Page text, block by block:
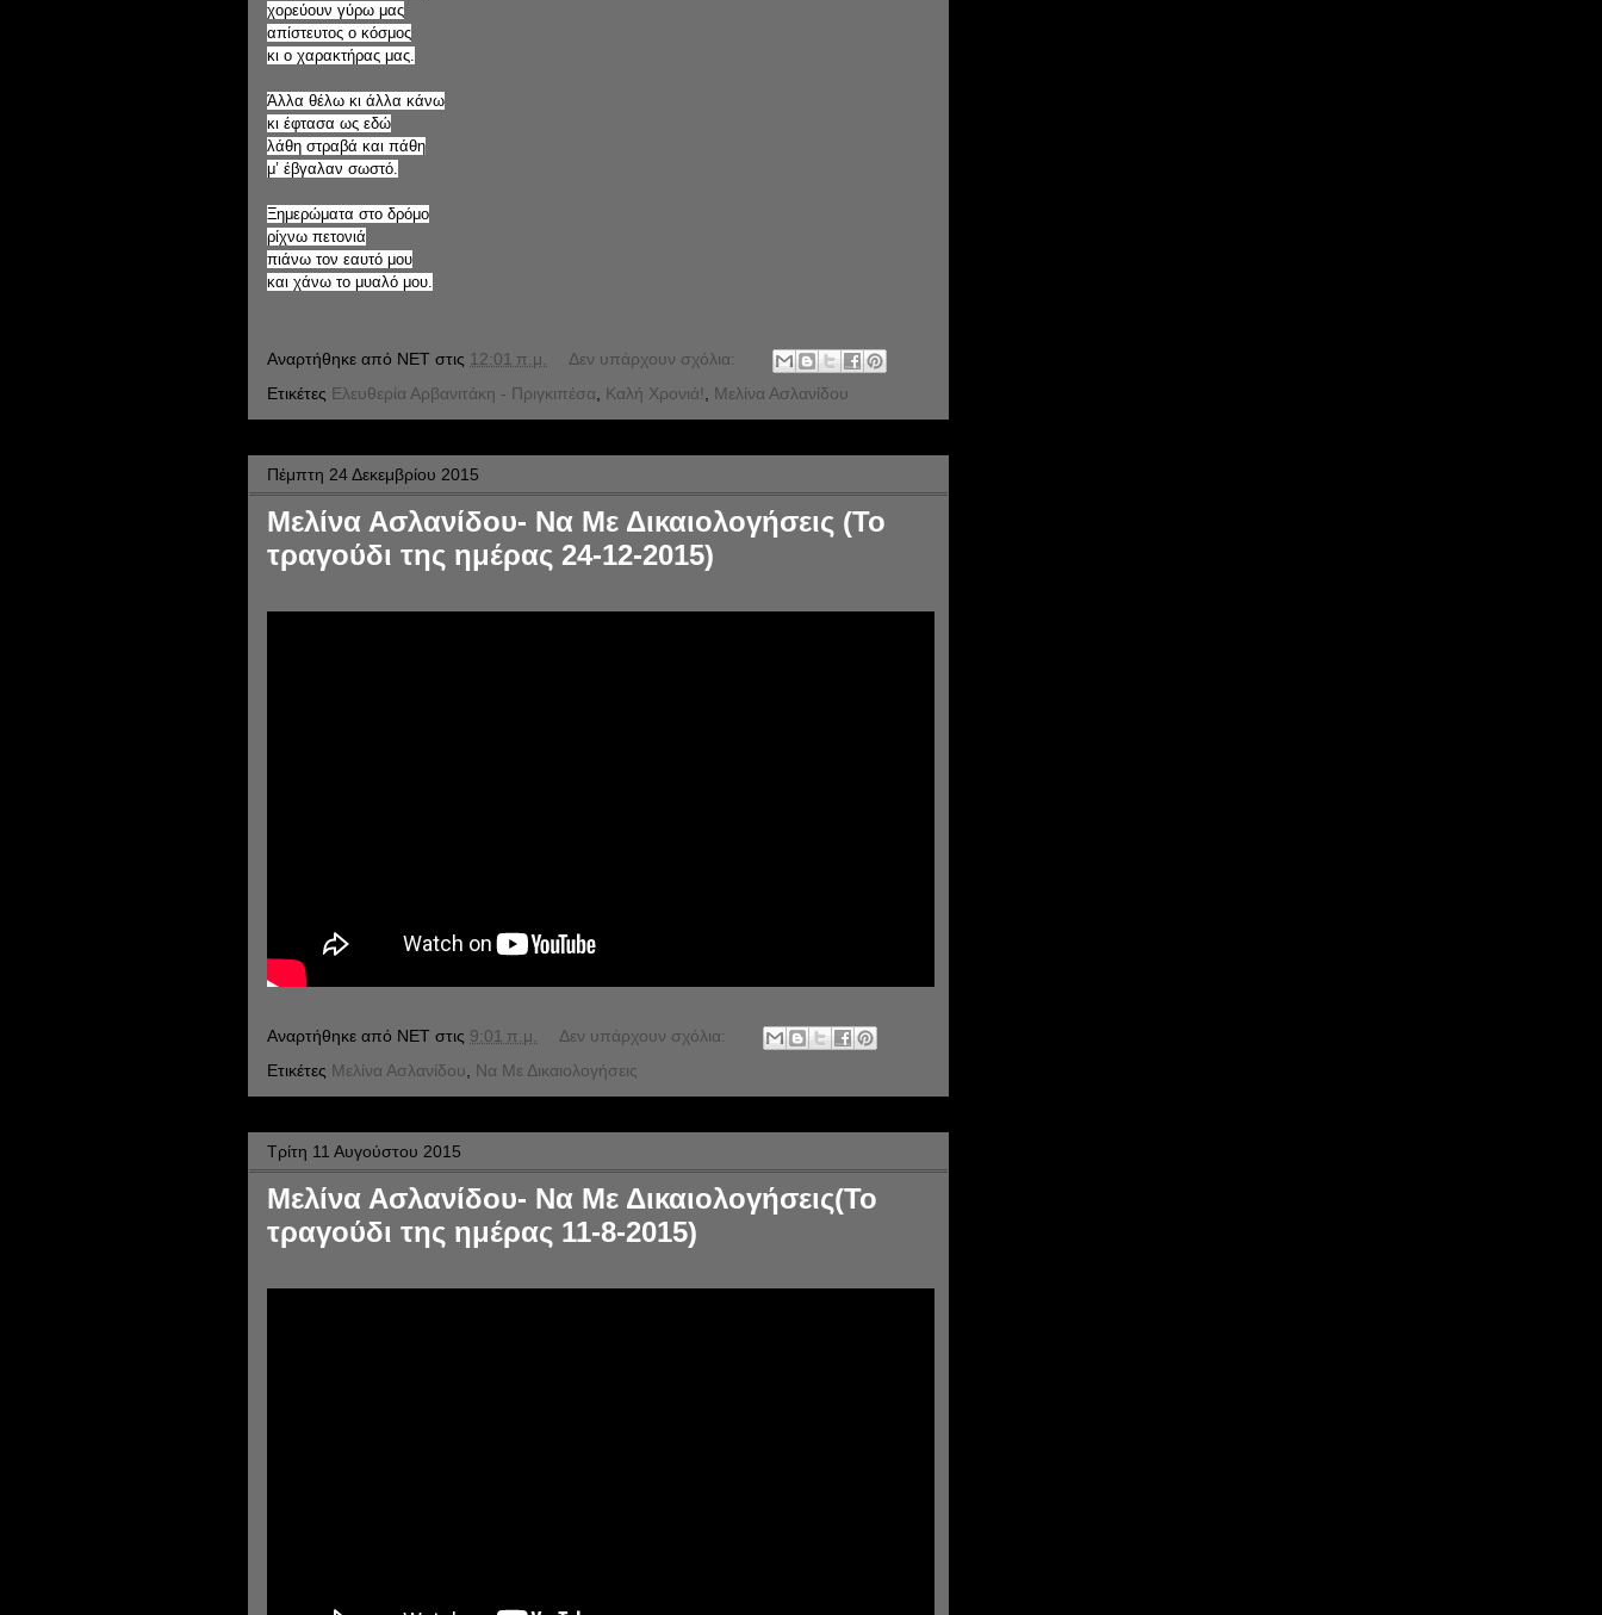
χορεύουν γύρω μας
απίστευτος ο κόσμος
κι ο χαρακτήρας μας.
Άλλα θέλω κι άλλα κάνω
κι έφτασα ως εδώ
λάθη στραβά και πάθη
μ’ έβγαλαν σωστό.
Ξημερώματα στο δρόμο
ρίχνω πετονιά
πιάνω τον εαυτό μου
και χάνω το μυαλό μου.
Αναρτήθηκε από NET στις 12:01 π.μ.
Δεν υπάρχουν σχόλια:
Ετικέτες Ελευθερία Αρβανιτάκη - Πριγκιπέσα, Καλή Χρονιά!, Μελίνα Ασλανίδου
Πέμπτη 24 Δεκεμβρίου 2015
Μελίνα Ασλανίδου- Να Με Δικαιολογήσεις (Το
τραγούδι της ημέρας 24-12-2015)
Αναρτήθηκε από NET στις 9:01 π.μ.
Δεν υπάρχουν σχόλια:
Ετικέτες Μελίνα Ασλανίδου, Να Με Δικαιολογήσεις
Τρίτη 11 Αυγούστου 2015
Μελίνα Ασλανίδου- Να Με Δικαιολογήσεις(Το
τραγούδι της ημέρας 11-8-2015)